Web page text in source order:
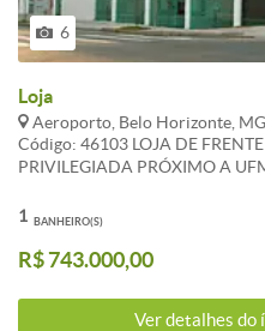
6
Loja
Aeroporto, Belo Horizonte, MG
Código: 46103 LOJA DE
PRIVILEGIADA PRÓXIMO A
DIREITO DUPLO . ÁREA DE
Jardins
BANHEIRO(S)
1
R$ 743.000,00
Ver detalhes do